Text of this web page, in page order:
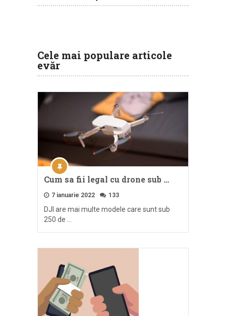
Cele mai populare articole
evăr
Cum sa fii legal cu drone sub …
7 ianuarie 2022 133
DJI are mai multe modele care sunt sub
250 de …